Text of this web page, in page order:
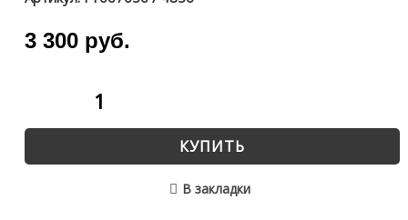
3 300 руб.
КУПИТЬ
В закладки